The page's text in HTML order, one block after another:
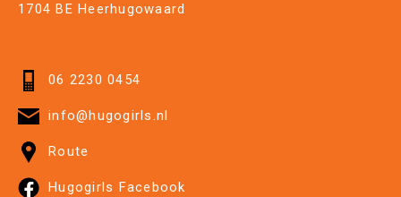
1704 BE Heerhugowaard
06 2230 0454
info@hugogirls.nl
Route
Hugogirls Facebook